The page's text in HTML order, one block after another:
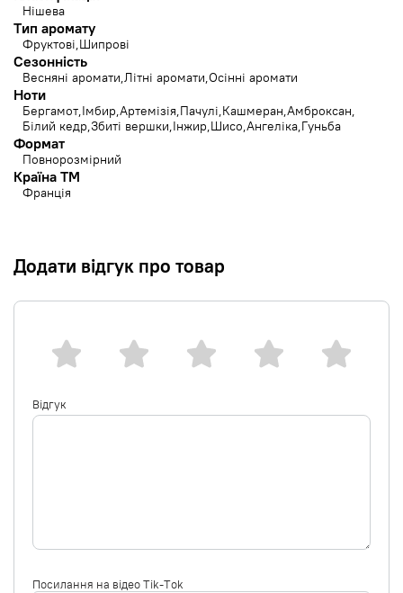
Нішева
Тип аромату
Фруктові Шипрові
Сезонність
Весняні аромати Літні аромати Осінні аромати
Ноти
Бергамот Імбир Артемізія Пачулі Кашмеран Амброксан
Білий кедр Збиті вершки Інжир Шисо Ангеліка Гуньба
Формат
Повнорозмірний
Країна ТМ
Франція
Додати відгук про товар
Відгук
Посилання на відео Tik-Tok